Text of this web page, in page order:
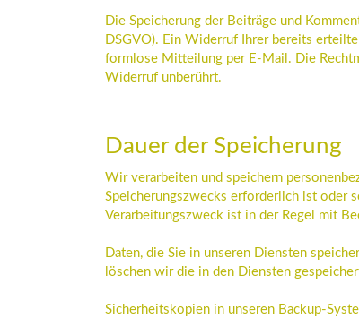
Die Speicherung der Beiträge und
DSGVO). Ein Widerruf Ihrer bereits
formlose Mitteilung per E-Mail. Die
Widerruf unberührt.
Dauer der Speicherung
Wir verarbeiten und speichern
Speicherungszwecks erforderlich ist oder
Verarbeitungszweck ist in der Regel mit
Daten, die Sie in unseren Diensten
löschen wir die in den Diensten
Sicherheitskopien in unseren Backup-